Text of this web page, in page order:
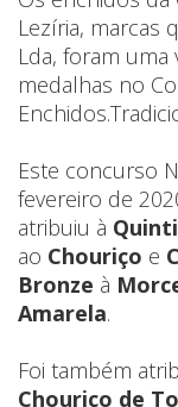
Lezíria, marcas
Lda, foram
medalhas no
Este concurso
fevereiro de
atribuiu à
ao Chouriço e
Bronze à
Amarela.
Foi também
Chouriço de